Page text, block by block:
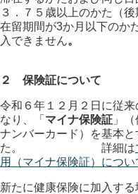
３．７５歳以上のかた（
在留期間が3か月以下のか
入できません。
２ 保険証について
令和６年１２月２日に従
なり、「 マイナ保険証 」
ナンバーカード）を基本
た。 詳細は
用（マイナ保険証）につい
新たに健康保険に加入す